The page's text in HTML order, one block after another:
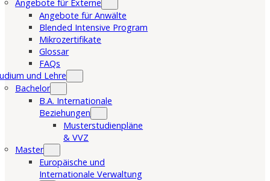
Angebote für Externe
Angebote für Anwälte
Blended Intensive Program
Mikrozertifikate
Glossar
FAQs
und Lehre
Bachelor
B.A. Internationale
Beziehungen
Musterstudienpläne
& VVZ
Master
Europäische und
Internationale Verwaltung